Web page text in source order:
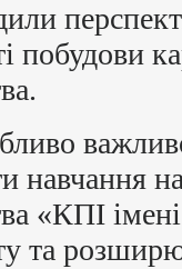
побудови
навчання
«КПІ
та